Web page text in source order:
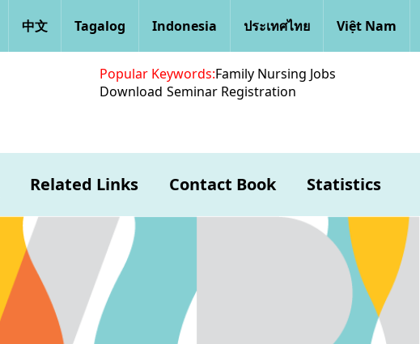
中文 Tagalog Indonesia ประเทศไทย Việt Nam
Popular Keywords:Family Nursing Jobs
Download Seminar Registration
Related Links Contact Book Statistics